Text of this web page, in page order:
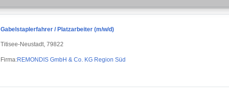
Gabelstaplerfahrer / Platzarbeiter (m/w/d)
Titisee-Neustadt, 79822
Firma:REMONDIS GmbH & Co. KG Region Süd